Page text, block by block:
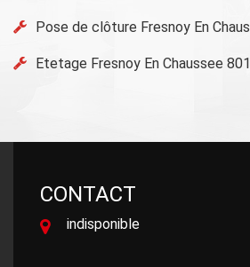
Pose de clôture Fresnoy En
Etetage Fresnoy En Chaussee
CONTACT
indisponible